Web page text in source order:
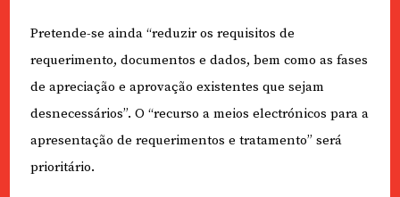
Pretende-se ainda “reduzir os requisitos de
requerimento, documentos e dados, bem como as fases
de apreciação e aprovação existentes que sejam
desnecessários”. O “recurso a meios electrónicos para a
apresentação de requerimentos e tratamento” será
prioritário.